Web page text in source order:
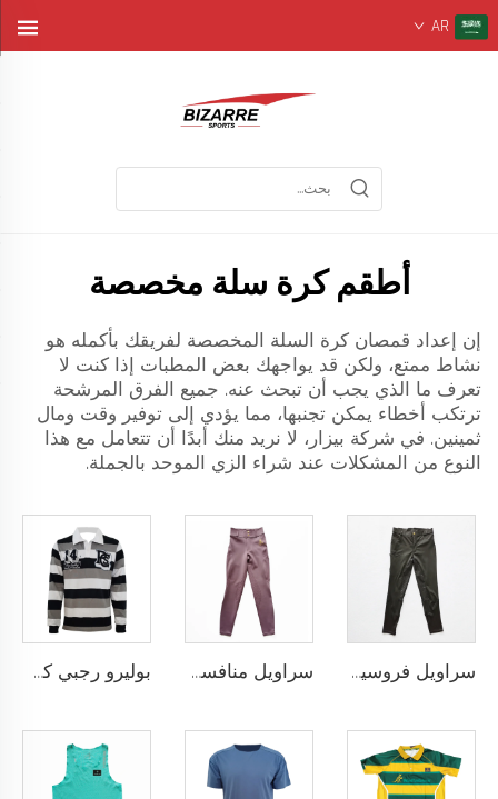
AR
أطقم كرة سلة مخصصة
إن إعداد قمصان كرة السلة المخصصة لفريقك بأكمله هو
نشاط ممتع، ولكن قد يواجهك بعض المطبات إذا كنت لا
تعرف ما الذي يجب أن تبحث عنه. جميع الفرق المرشحة
ترتكب أخطاء يمكن تجنبها، مما يؤدي إلى توفير وقت ومال
ثمينين. في شركة بيزار، لا نريد منك أبدًا أن تتعامل مع هذا
النوع من المشكلات عند شراء الزي الموحد بالجملة.
سراويل فروسية أداء عالي مع نمط سيليكون مضاد للانزلاق وخيارات لإضافة شعار الفريق المخصص سراويل منافسة الفروسية بتقنية النقاط السيليكونية والتخصيص الكامل لنادي أو شعار شخصي بوليرو رجبي كلاسيكي مخصص مصنوع من قماش يام داي ثقيل الوزن بأكمام طويلة بتصميم رجعي للرجال